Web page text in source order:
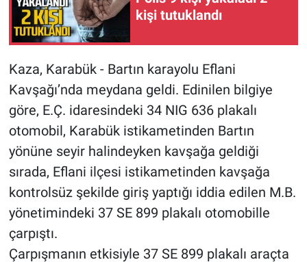
kişi tutuklandı
Kaza, Karabük - Bartın karayolu Eflani
Kavşağı’nda meydana geldi. Edinilen bilgiye
göre, E.Ç. idaresindeki 34 NIG 636 plakalı
otomobil, Karabük istikametinden Bartın
yönüne seyir halindeyken kavşağa geldiği
sırada, Eflani ilçesi istikametinden kavşağa
kontrolsüz şekilde giriş yaptığı iddia edilen M.B.
yönetimindeki 37 SE 899 plakalı otomobille
çarpıştı.
Çarpışmanın etkisiyle 37 SE 899 plakalı araçta